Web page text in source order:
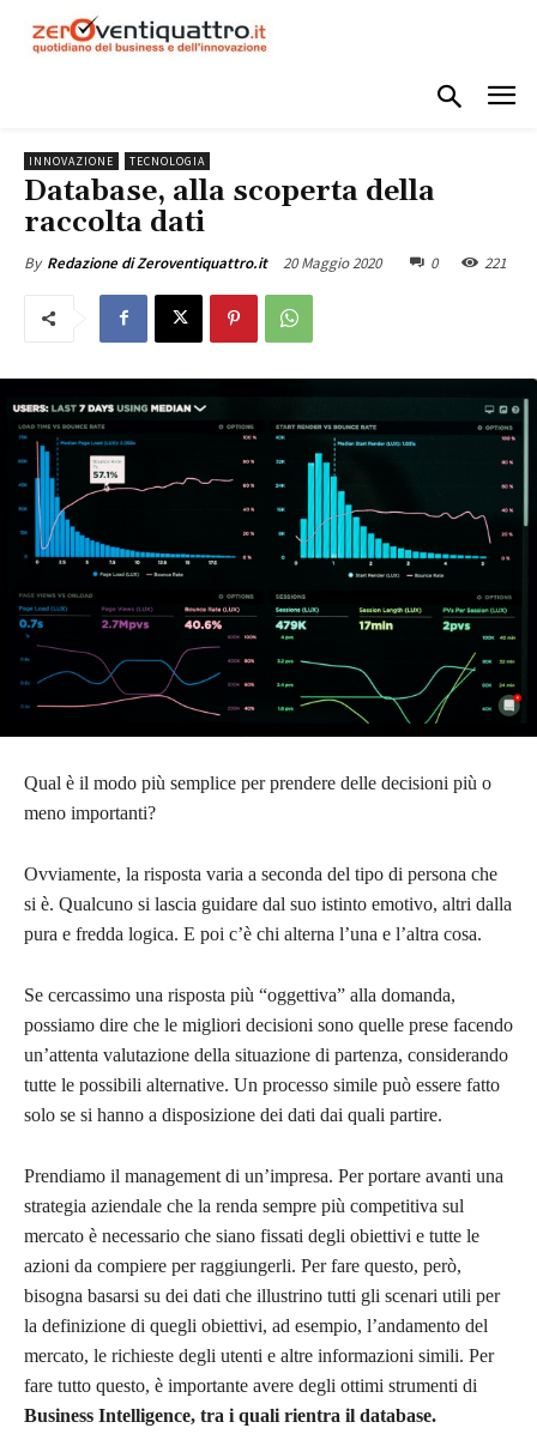
INNOVAZIONE TECNOLOGIA
Database, alla scoperta della
raccolta dati
By Redazione di Zeroventiquattro.it 20 Maggio 2020 0 221
Qual è il modo più semplice per prendere delle decisioni più o
meno importanti?
Ovviamente, la risposta varia a seconda del tipo di persona che
si è. Qualcuno si lascia guidare dal suo istinto emotivo, altri dalla
pura e fredda logica. E poi c’è chi alterna l’una e l’altra cosa.
Se cercassimo una risposta più “oggettiva” alla domanda,
possiamo dire che le migliori decisioni sono quelle prese facendo
un’attenta valutazione della situazione di partenza, considerando
tutte le possibili alternative. Un processo simile può essere fatto
solo se si hanno a disposizione dei dati dai quali partire.
Prendiamo il management di un’impresa. Per portare avanti una
strategia aziendale che la renda sempre più competitiva sul
mercato è necessario che siano fissati degli obiettivi e tutte le
azioni da compiere per raggiungerli. Per fare questo, però,
bisogna basarsi su dei dati che illustrino tutti gli scenari utili per
la definizione di quegli obiettivi, ad esempio, l’andamento del
mercato, le richieste degli utenti e altre informazioni simili. Per
fare tutto questo, è importante avere degli ottimi strumenti di
Business Intelligence, tra i quali rientra il database.